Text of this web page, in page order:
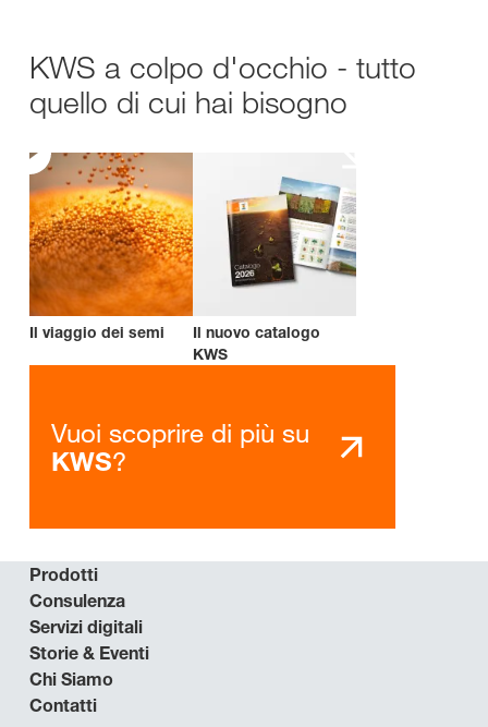
KWS a colpo d'occhio - tutto
quello di cui hai bisogno
Il viaggio dei semi
Il nuovo catalogo
KWS
Vuoi scoprire di più su
KWS?
Prodotti
Consulenza
Servizi digitali
Storie & Eventi
Chi Siamo
Contatti